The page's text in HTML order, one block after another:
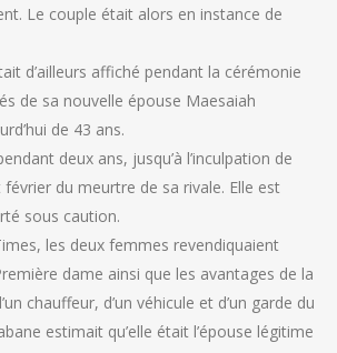
Le couple était alors en instance de
d’ailleurs affiché pendant la cérémonie
de sa nouvelle épouse Maesaiah
de 43 ans.
deux ans, jusqu’à l’inculpation de
du meurtre de sa rivale. Elle est
sous caution.
les deux femmes revendiquaient
dame ainsi que les avantages de la
chauffeur, d’un véhicule et d’un garde du
estimait qu’elle était l’épouse légitime